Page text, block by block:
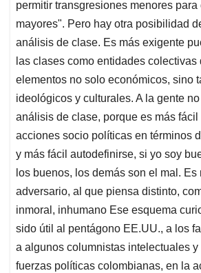
permitir transgresiones menores para
mayores". Pero hay otra posibilidad
análisis de clase. Es más exigente
las clases como entidades colectivas
elementos no solo económicos, sino
ideológicos y culturales. A la gente no
análisis de clase, porque es más
acciones socio políticas en términos
y más fácil autodefinirse, si yo soy
los buenos, los demás son el mal. Es
adversario, al que piensa distinto,
inmoral, inhumano Ese esquema
sido útil al pentágono EE.UU., a los
a algunos columnistas intelectuales
fuerzas políticas colombianas, en la